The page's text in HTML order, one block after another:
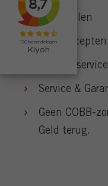
Onderdelen
BBQ Recepten
Klantenservice
Service &
Geen COBB-
Geld terug.